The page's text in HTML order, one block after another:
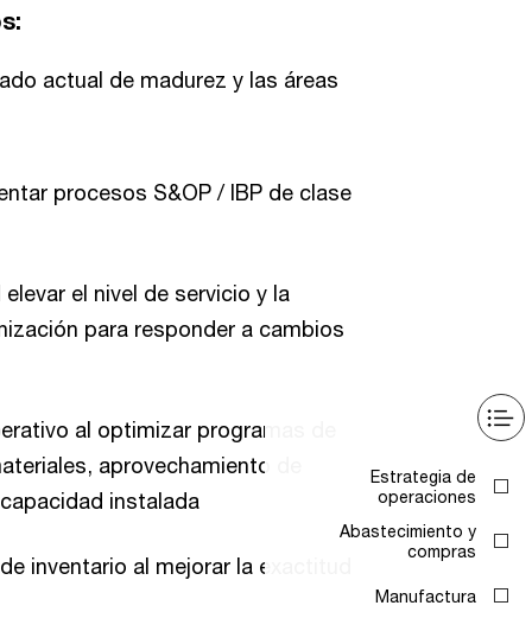
actual de madurez y las áreas
procesos S&OP / IBP de clase
el nivel de servicio y la
para responder a cambios
al optimizar programas de
aprovechamiento de
instalada
inventario al mejorar la exactitud